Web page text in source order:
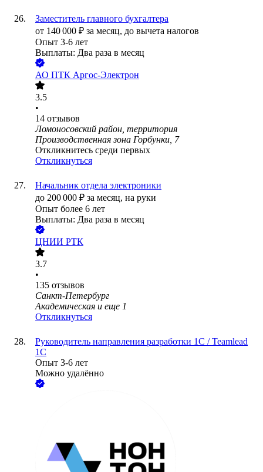
Заместитель главного бухгалтера
от 140 000 ₽ за месяц, до вычета налогов
Опыт 3-6 лет
Выплаты: Два раза в месяц
АО ПТК Аргос-Электрон
3.5
•
14 отзывов
Ломоносовский район, территория
Производственная зона Горбунки, 7
Откликнитесь среди первых
Откликнуться
Начальник отдела электроники
до 200 000 ₽ за месяц, на руки
Опыт более 6 лет
Выплаты: Два раза в месяц
ЦНИИ РТК
3.7
•
135 отзывов
Санкт-Петербург
Академическая и еще 1
Откликнуться
Руководитель направления разработки 1С / Teamlead
1C
Опыт 3-6 лет
Можно удалённо